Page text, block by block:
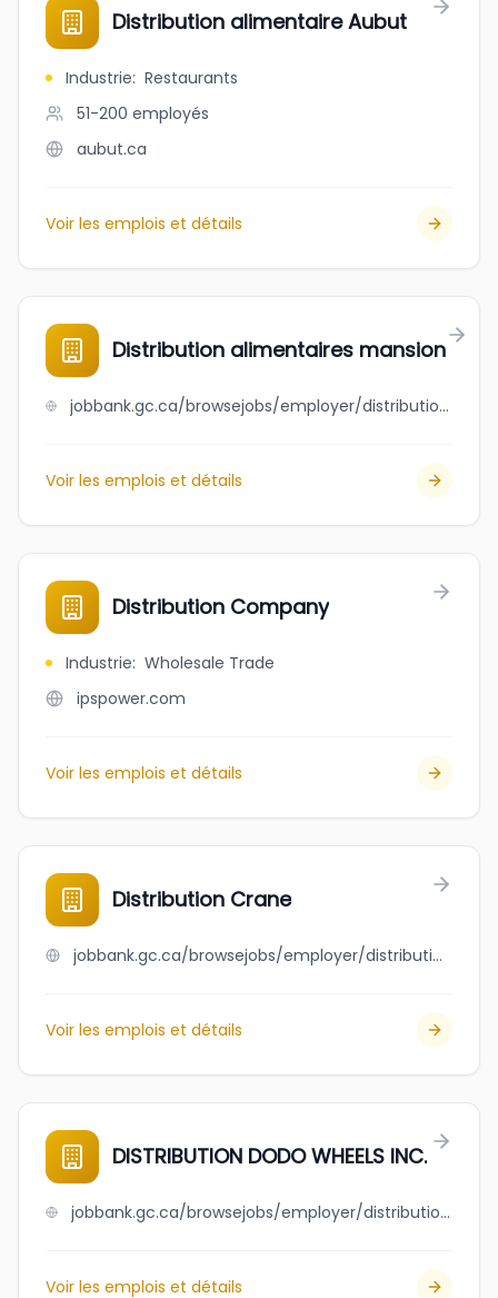
Distribution alimentaire Aubut
Industrie: Restaurants
51-200 employés
aubut.ca
Voir les emplois et détails
Distribution alimentaires mansion
jobbank.gc.ca/browsejobs/employer/distribution+alimentaires+mansion/ca
Voir les emplois et détails
Distribution Company
Industrie: Wholesale Trade
ipspower.com
Voir les emplois et détails
Distribution Crane
jobbank.gc.ca/browsejobs/employer/distribution+crane/ca
Voir les emplois et détails
DISTRIBUTION DODO WHEELS INC.
jobbank.gc.ca/browsejobs/employer/distribution+dodo+wheels+inc./ca
Voir les emplois et détails